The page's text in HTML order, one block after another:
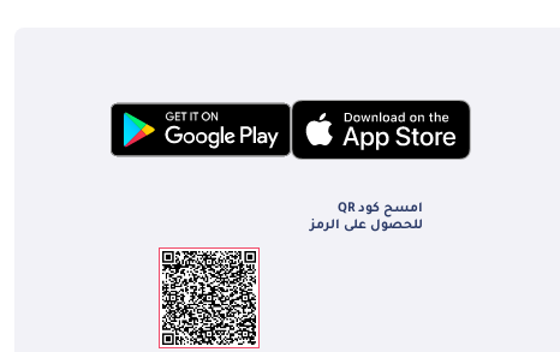
امسح كود QR
للحصول على الرمز